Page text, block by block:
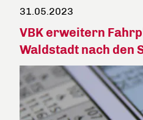
31.05.2023
VBK erweitern
Waldstadt nach den